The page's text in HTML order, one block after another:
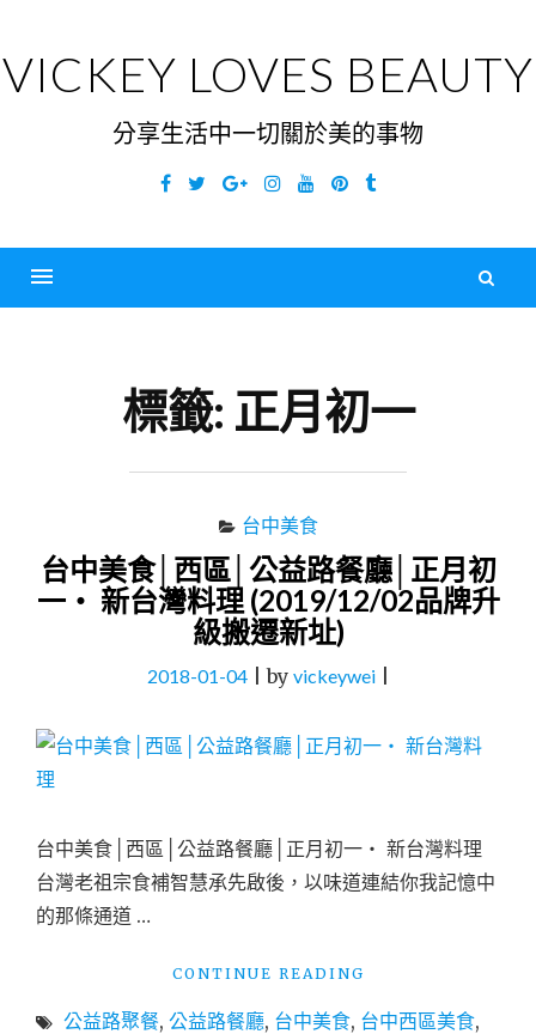
content
VICKEY LOVES BEAUTY
分享生活中一切關於美的事物
Facebook
TwitterGoogleInstagramYouTubePinterest
Tumblr
標籤: 正月初一
台中美食
台中美食│西區│公益路餐廳│正月初
一‧ 新台灣料理 (2019/12/02品牌升
級搬遷新址)
2018-01-04|by vickeywei|
台中美食│西區│公益路餐廳│正月初一‧ 新台灣料理
台灣老祖宗食補智慧承先啟後，以味道連結你我記憶中
的那條通道 …
CONTINUE READING
美
公益路聚餐, 公益路餐廳, 台中美食, 台中西區美食,